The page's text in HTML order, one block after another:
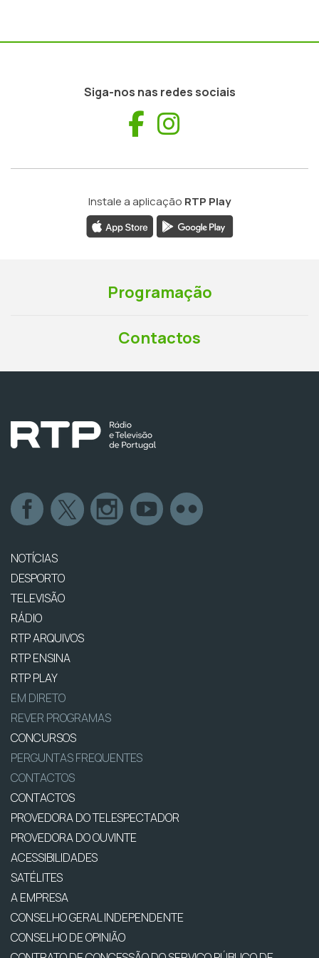
Siga-nos nas redes sociais
Facebook
Instale a aplicação RTP Play
Programação
Contactos
NOTÍCIAS
DESPORTO
TELEVISÃO
RÁDIO
RTP ARQUIVOS
RTP ENSINA
RTP PLAY
EM DIRETO
REVER PROGRAMAS
CONCURSOS
PERGUNTAS FREQUENTES
CONTACTOS
CONTACTOS
PROVEDORA DO TELESPECTADOR
PROVEDORA DO OUVINTE
ACESSIBILIDADES
SATÉLITES
A EMPRESA
CONSELHO GERAL INDEPENDENTE
CONSELHO DE OPINIÃO